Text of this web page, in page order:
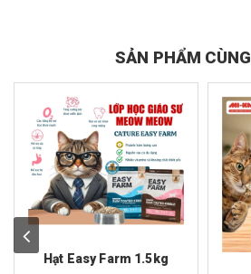
SẢN PHẨM
Hạt Easy Farm 1.5kg